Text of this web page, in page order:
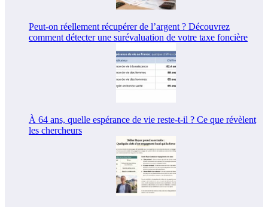
Peut-on réellement récupérer de l’argent ? Découvrez
comment détecter une surévaluation de votre taxe foncière
À 64 ans, quelle espérance de vie reste-t-il ? Ce que révèlent
les chercheurs